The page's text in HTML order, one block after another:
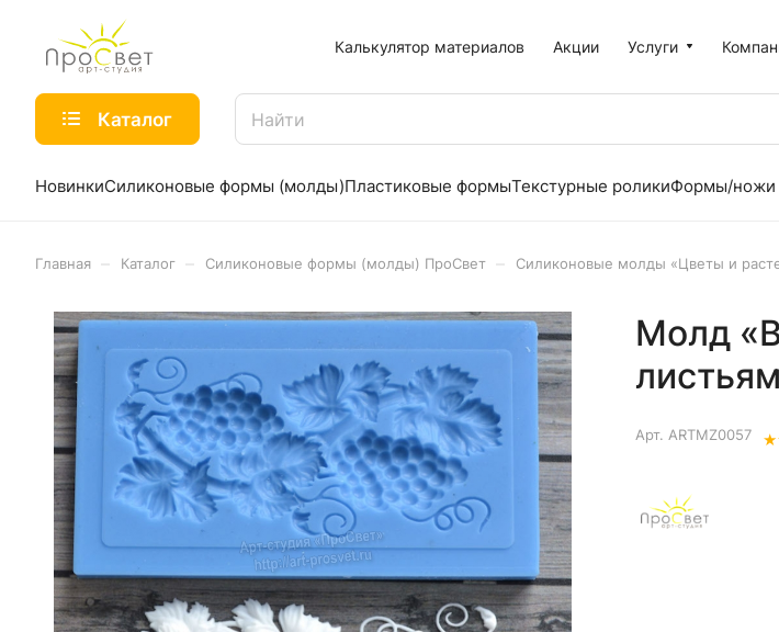
Калькулятор материалов Акции Услуги
Каталог
НовинкиСиликоновые формы (молды)Пластиковые формыТекстурные роликиФормы/ножи
Главная Каталог Силиконовые формы (молды) ПроСвет Силиконовые молды «Цветы и
Молд
Арт. ARTMZ0057 ★